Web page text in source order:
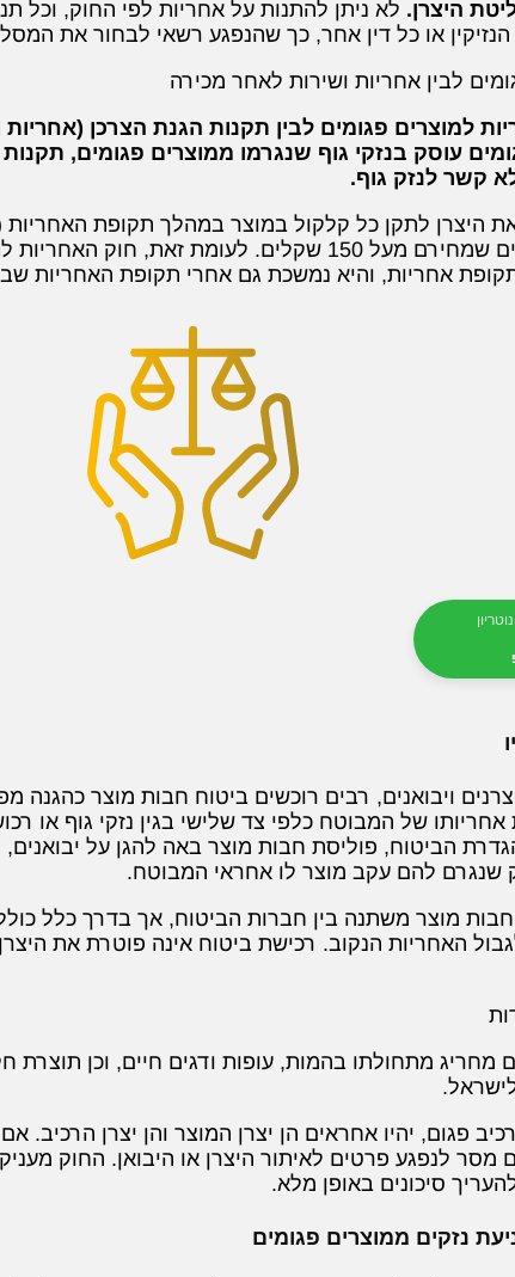
היצרן. לא ניתן להתנות על אחריות לפי החוק, וכל
הנזיקין או כל דין אחר, כך שהנפגע רשאי לבחור את
לבין אחריות ושירות לאחר מכירה
עוסק בנזקי גוף שנגרמו ממוצרים פגומים,
קשר לנזק גוף.
היצרן לתקן כל קלקול במוצר במהלך תקופת
חשמל, אלקטרוניקה וגז חדשים שמחירם מעל 150 שקלים.
אחריות, והיא נמשכת גם אחרי תקופת האחריות
ויבואנים, רבים רוכשים ביטוח חבות מוצר כהגנה
של המבוטח כלפי צד שלישי בגין נזקי גוף או
הגדרת הביטוח, פוליסת חבות מוצר באה להגן על
שנגרם להם עקב מוצר לו אחראי המבוטח.
חבות מוצר משתנה בין חברות הביטוח, אך בדרך כלל
האחריות הנקוב. רכישת ביטוח אינה פוטרת את
מחריג מתחולתו בהמות, עופות ודגים חיים, וכן
פגום, יהיו אחראים הן יצרן המוצר והן יצרן הרכיב. אם
סיכונים באופן מלא.
נזקים ממוצרים פגומים